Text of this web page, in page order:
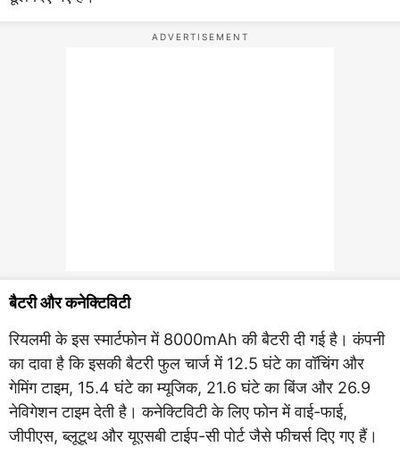
बैटरी और कनेक्टिविटी
रियलमी के इस स्मार्टफोन में 8000mAh की बैटरी दी गई है। कंपनी
का दावा है कि इसकी बैटरी फुल चार्ज में 12.5 घंटे का वॉचिंग और
गेमिंग टाइम, 15.4 घंटे का म्यूजिक, 21.6 घंटे का बिंज और 26.9
नेविगेशन टाइम देती है। कनेक्टिविटी के लिए फोन में वाई-फाई,
जीपीएस, ब्लूटूथ और यूएसबी टाईप-सी पोर्ट जैसे फीचर्स दिए गए हैं।